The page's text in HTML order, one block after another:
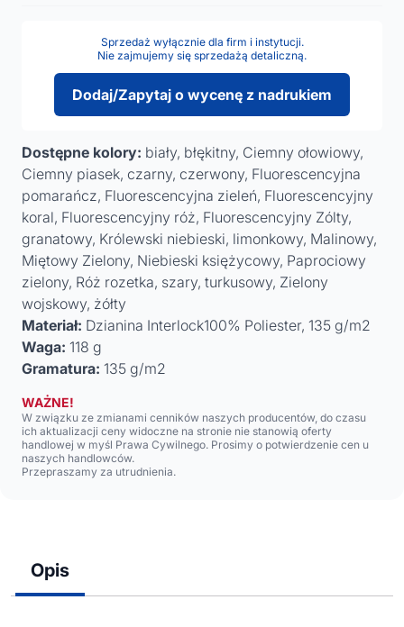
Sprzedaż wyłącznie dla firm i instytucji.
Nie zajmujemy się sprzedażą detaliczną.
Dodaj/Zapytaj o wycenę z nadrukiem
Dostępne kolory: biały, błękitny, Ciemny ołowiowy,
Ciemny piasek, czarny, czerwony, Fluorescencyjna
pomarańcz, Fluorescencyjna zieleń, Fluorescencyjny
koral, Fluorescencyjny róż, Fluorescencyjny Zólty,
granatowy, Królewski niebieski, limonkowy, Malinowy,
Miętowy Zielony, Niebieski księżycowy, Paprociowy
zielony, Róż rozetka, szary, turkusowy, Zielony
wojskowy, żółty
Materiał: Dzianina Interlock100% Poliester, 135 g/m2
Waga: 118 g
Gramatura: 135 g/m2
WAŻNE!
W związku ze zmianami cenników naszych producentów, do czasu
ich aktualizacji ceny widoczne na stronie nie stanowią oferty
handlowej w myśl Prawa Cywilnego. Prosimy o potwierdzenie cen u
naszych handlowców.
Przepraszamy za utrudnienia.
Opis